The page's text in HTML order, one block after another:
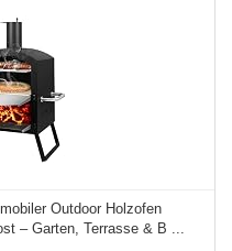
Outdoor Holzofen
– Garten, Terrasse & B ...